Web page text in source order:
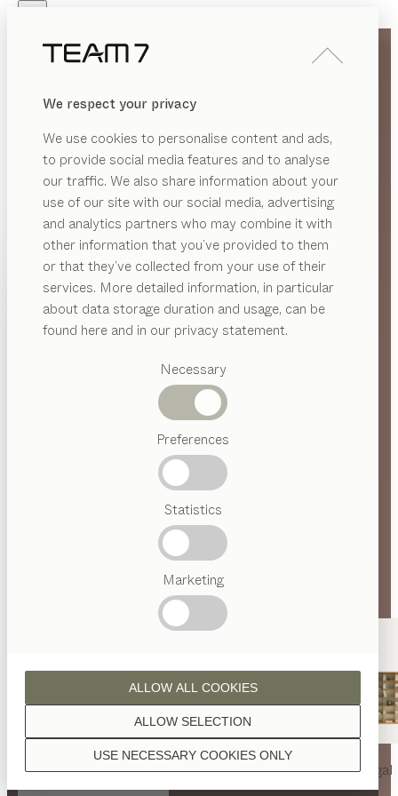
We respect your privacy
We use cookies to personalise content and ads,
to provide social media features and to analyse
our traffic. We also share information about your
use of our site with our social media, advertising
and analytics partners who may combine it with
other information that you’ve provided to them
or that they’ve collected from your use of their
services. More detailed information, in particular
about data storage duration and usage, can be
found here and in our privacy statement.
Necessary
Preferences
Statistics
Marketing
USE NECESSARY COOKIES ONLY
ALLOW SELECTION
ALLOW ALL COOKIES
PRODUKTE
INSPIRATION
HÄNDLER
Vorgeschlagene
Kategorien
Österreichisches
Handwerk
nyaTisch nyaStuhl filignoRegal
PRODUKTE
INSPIRATION
ÜBER UNS